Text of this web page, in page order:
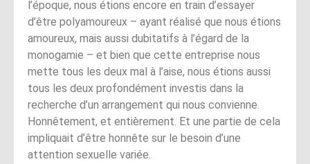
l’époque, nous étions encore en train d’essayer
d’être polyamoureux – ayant réalisé que nous étions
amoureux, mais aussi dubitatifs à l’égard de la
monogamie – et bien que cette entreprise nous
mette tous les deux mal à l’aise, nous étions aussi
tous les deux profondément investis dans la
recherche d’un arrangement qui nous convienne.
Honnêtement, et entièrement. Et une partie de cela
impliquait d’être honnête sur le besoin d’une
attention sexuelle variée.